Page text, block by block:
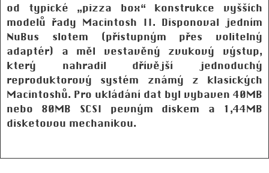
od typické „pizza box“ konstrukce vyšších
modelů řady Macintosh II. Disponoval jedním
NuBus slotem (přístupným přes volitelný
adaptér) a měl vestavěný zvukový výstup,
který nahradil dřívější jednoduchý
reproduktorový systém známý z klasických
Macintoshů. Pro ukládání dat byl vybaven 40MB
nebo 80MB SCSI pevným diskem a 1,44MB
disketovou mechanikou.